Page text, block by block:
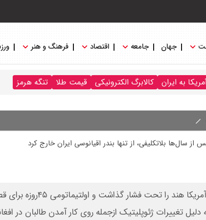
جهان جامعه اقتصاد فرهنگ و هنر
به ایران کالابرگ الکترونیکی قیمت طلا تنگه هرمز
سال‌ها بلاتکلیفی، از تنها بندر اقیانوسی ایران خارج کرد
دو روز پس از کشیده‌شدن
تغییرات ژئوپلیتیک ازجمله روی ‌کار‌ آمدن طالبان در